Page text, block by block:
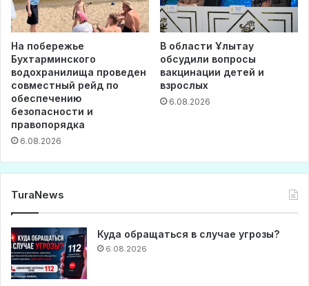
На побережье
Бухтарминского
водохранилища проведен
совместный рейд по
обеспечению
безопасности и
правопорядка
6.08.2026
В области Ұлытау
обсудили вопросы
вакцинации детей и
взрослых
6.08.2026
TuraNews
Куда обращаться в случае угрозы?
6.08.2026